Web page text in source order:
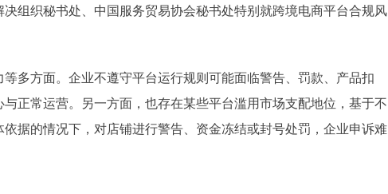
组织秘书处、中国服务贸易协会秘书处特别就跨境电商平台合规风
多方面。企业不遵守平台运行规则可能面临警告、罚款、产品扣
正常运营。另一方面，也存在某些平台滥用市场支配地位，基于不
据的情况下，对店铺进行警告、资金冻结或封号处罚，企业申诉难